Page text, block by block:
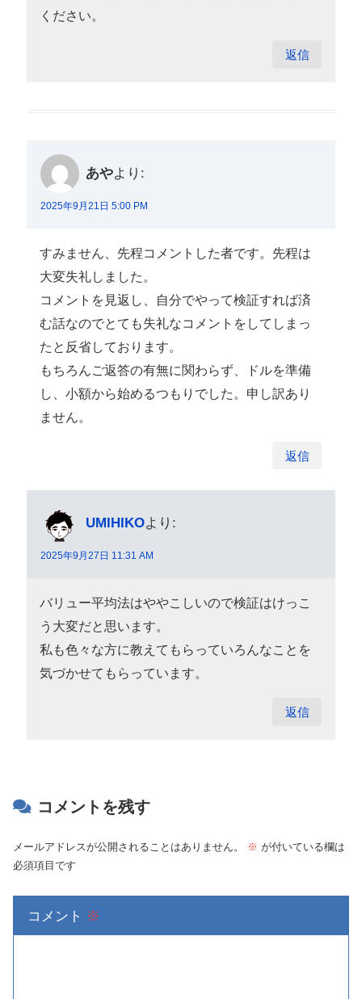
ください。
返信
あやより:
2025年9月21日 5:00 PM
すみません、先程コメントした者です。先程は
大変失礼しました。
コメントを見返し、自分でやって検証すれば済
む話なのでとても失礼なコメントをしてしまっ
たと反省しております。
もちろんご返答の有無に関わらず、ドルを準備
し、小額から始めるつもりでした。申し訳あり
ません。
返信
UMIHIKOより:
2025年9月27日 11:31 AM
バリュー平均法はややこしいので検証はけっこ
う大変だと思います。
私も色々な方に教えてもらっていろんなことを
気づかせてもらっています。
返信
コメントを残す
メールアドレスが公開されることはありません。 ※ が付いている欄は
必須項目です
コメント ※